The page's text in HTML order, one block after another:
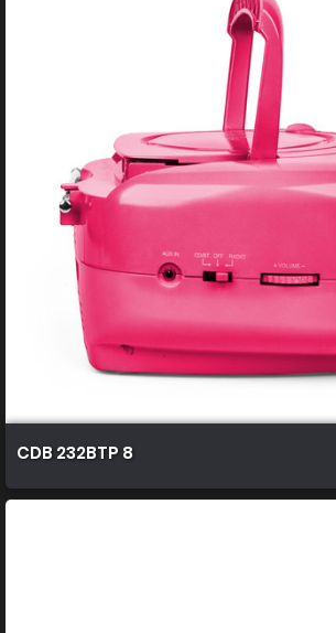
CDB 232BTP 8